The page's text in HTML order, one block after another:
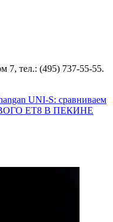
7, тел.: (495) 737-55-55.
UNI-S: сравниваем
ET8 В ПЕКИНЕ